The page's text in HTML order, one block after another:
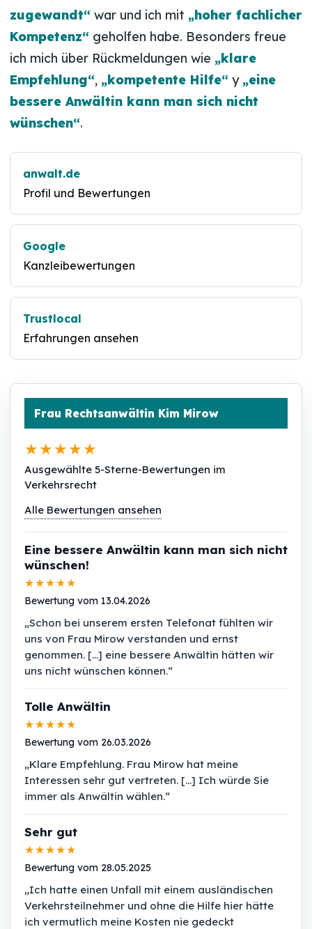
zugewandt“ war und ich mit „hoher fachlicher
Kompetenz“ geholfen habe. Besonders freue
ich mich über Rückmeldungen wie „klare
Empfehlung“, „kompetente Hilfe“ y „eine
bessere Anwältin kann man sich nicht
wünschen“.
anwalt.de
Profil und Bewertungen
Google
Kanzleibewertungen
Trustlocal
Erfahrungen ansehen
Frau Rechtsanwältin Kim Mirow
★★★★★
Ausgewählte 5-Sterne-Bewertungen im
Verkehrsrecht
Alle Bewertungen ansehen
Eine bessere Anwältin kann man sich nicht
wünschen!
★★★★★
Bewertung vom 13.04.2026
„Schon bei unserem ersten Telefonat fühlten wir
uns von Frau Mirow verstanden und ernst
genommen. [...] eine bessere Anwältin hätten wir
uns nicht wünschen können.“
Tolle Anwältin
★★★★★
Bewertung vom 26.03.2026
„Klare Empfehlung. Frau Mirow hat meine
Interessen sehr gut vertreten. [...] Ich würde Sie
immer als Anwältin wählen.“
Sehr gut
★★★★★
Bewertung vom 28.05.2025
„Ich hatte einen Unfall mit einem ausländischen
Verkehrsteilnehmer und ohne die Hilfe hier hätte
ich vermutlich meine Kosten nie gedeckt